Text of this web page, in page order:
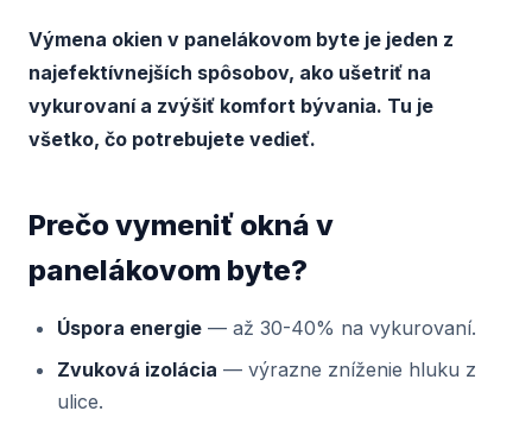
Výmena okien v panelákovom byte je jeden z
najefektívnejších spôsobov, ako ušetriť na
vykurovaní a zvýšiť komfort bývania. Tu je
všetko, čo potrebujete vedieť.
Prečo vymeniť okná v
panelákovom byte?
Úspora energie — až 30-40% na vykurovaní.
Zvuková izolácia — výrazne zníženie hluku z
ulice.